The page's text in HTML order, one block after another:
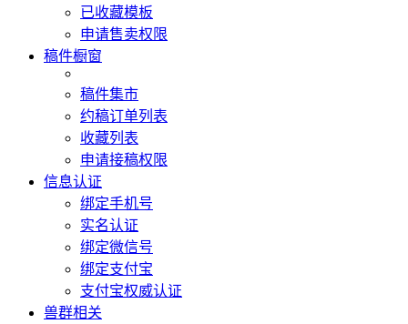
已收藏模板
申请售卖权限
稿件橱窗
稿件集市
约稿订单列表
收藏列表
申请接稿权限
信息认证
绑定手机号
实名认证
绑定微信号
绑定支付宝
支付宝权威认证
兽群相关